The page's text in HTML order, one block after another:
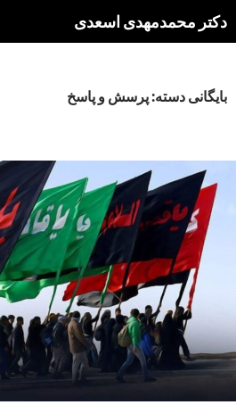
بهدکتر محمدمهدی اسعدی
بایگانی دسته: پرسش و پاسخ